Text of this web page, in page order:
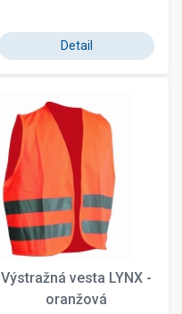
Detail
Výstražná vesta LYNX -
oranžová